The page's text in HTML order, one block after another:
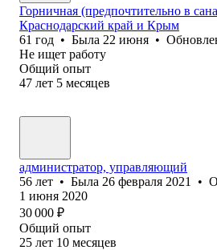
Горничная (предпочтительно в
Краснодарский край и Крым
61 год • Была 22 июня •
Не ищет работу
Общий опыт
47 лет 5 месяцев
администратор, управляющий
56 лет • Была 26 февраля 2021 •
1 июня 2020
30 000 ₽
Общий опыт
25 лет 10 месяцев